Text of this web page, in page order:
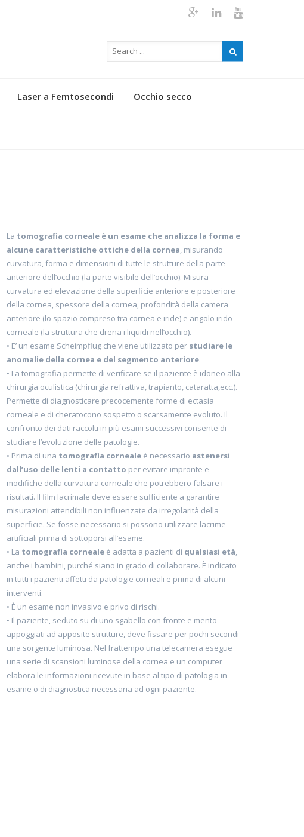
Laser a Femtosecondi Occhio secco
La tomografia corneale è un esame che analizza la forma e
alcune caratteristiche ottiche della cornea, misurando
curvatura, forma e dimensioni di tutte le strutture della parte
anteriore dell’occhio (la parte visibile dell’occhio). Misura
curvatura ed elevazione della superficie anteriore e posteriore
della cornea, spessore della cornea, profondità della camera
anteriore (lo spazio compreso tra cornea e iride) e angolo irido-
corneale (la struttura che drena i liquidi nell’occhio).
• E’ un esame Scheimpflug che viene utilizzato per studiare le
anomalie della cornea e del segmento anteriore.
• La tomografia permette di verificare se il paziente è idoneo alla
chirurgia oculistica (chirurgia refrattiva, trapianto, cataratta,ecc.).
Permette di diagnosticare precocemente forme di ectasia
corneale e di cheratocono sospetto o scarsamente evoluto. Il
confronto dei dati raccolti in più esami successivi consente di
studiare l’evoluzione delle patologie.
• Prima di una tomografia cornealeè necessario astenersi
dall’uso delle lenti a contatto per evitare impronte e
modifiche della curvatura corneale che potrebbero falsare i
risultati. Il film lacrimale deve essere sufficiente a garantire
misurazioni attendibili non influenzate da irregolarità della
superficie. Se fosse necessario si possono utilizzare lacrime
artificiali prima di sottoporsi all’esame.
• La tomografia cornealeè adatta a pazienti di qualsiasi età,
anche i bambini, purché siano in grado di collaborare. È indicato
in tutti i pazienti affetti da patologie corneali e prima di alcuni
interventi.
• È un esame non invasivo e privo di rischi.
• Il paziente, seduto su di uno sgabello con fronte e mento
appoggiati ad apposite strutture, deve fissare per pochi secondi
una sorgente luminosa. Nel frattempo una telecamera esegue
una serie di scansioni luminose della cornea e un computer
elabora le informazioni ricevute in base al tipo di patologia in
esame o di diagnostica necessaria ad ogni paziente.